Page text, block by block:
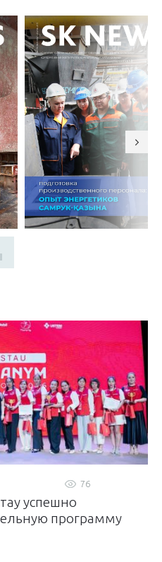
76
успешно
программу